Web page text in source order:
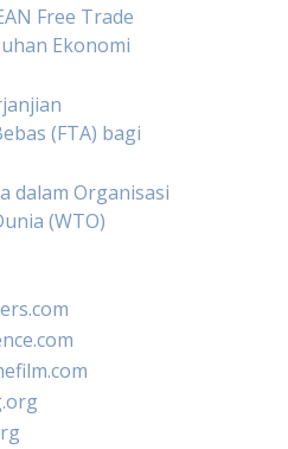
Free Trade
Ekonomi
(FTA) bagi
dalam Organisasi
(WTO)